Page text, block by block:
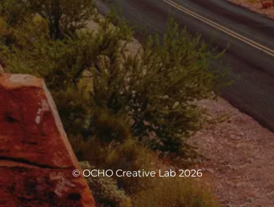
© OCHO Creative Lab 2026